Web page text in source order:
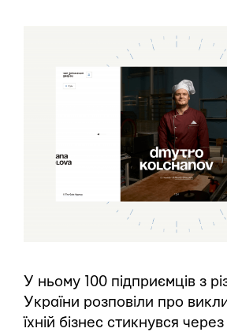
У ньому 100 підприємців з
України розповіли про
їхній бізнес стикнувся